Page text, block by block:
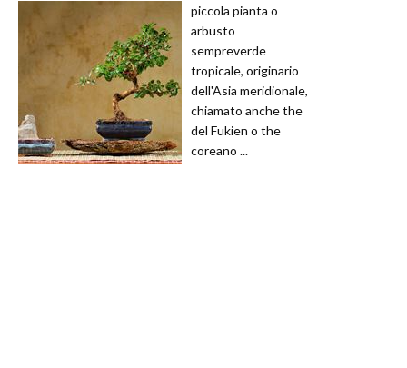
piccola pianta o
arbusto
sempreverde
tropicale, originario
dell'Asia meridionale,
chiamato anche the
del Fukien o the
coreano ...